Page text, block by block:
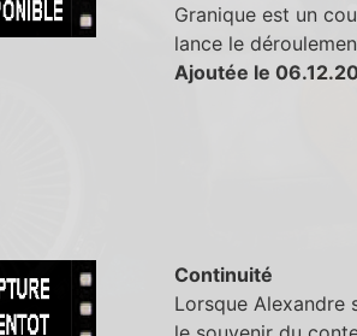
Granique est un
lance le
Ajoutée le
Continuité
Lorsque Alexandre